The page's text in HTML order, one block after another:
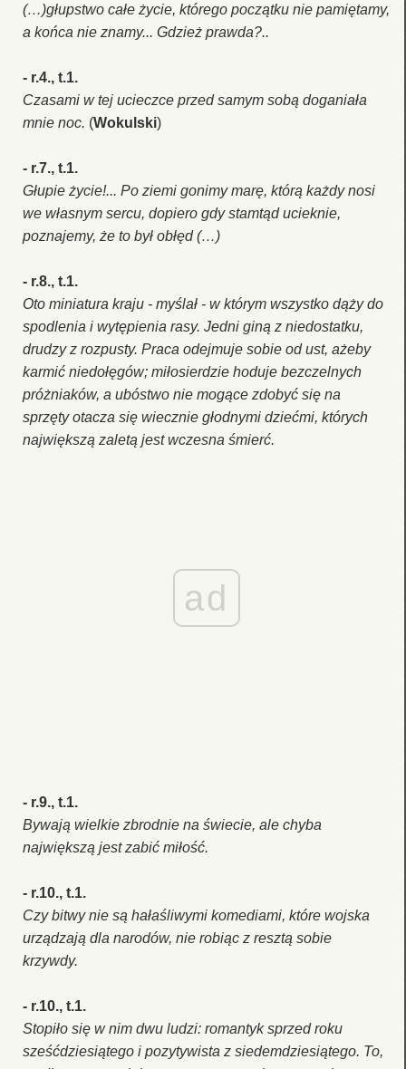
(…)głupstwo całe życie, którego początku nie pamiętamy,
a końca nie znamy... Gdzież prawda?..
- r.4., t.1.
Czasami w tej ucieczce przed samym sobą doganiała
mnie noc. (Wokulski)
- r.7., t.1.
Głupie życie!... Po ziemi gonimy marę, którą każdy nosi
we własnym sercu, dopiero gdy stamtąd ucieknie,
poznajemy, że to był obłęd (…)
- r.8., t.1.
Oto miniatura kraju - myślał - w którym wszystko dąży do
spodlenia i wytępienia rasy. Jedni giną z niedostatku,
drudzy z rozpusty. Praca odejmuje sobie od ust, ażeby
karmić niedołęgów; miłosierdzie hoduje bezczelnych
próżniaków, a ubóstwo nie mogące zdobyć się na
sprzęty otacza się wiecznie głodnymi dziećmi, których
największą zaletą jest wczesna śmierć.
ad
- r.9., t.1.
Bywają wielkie zbrodnie na świecie, ale chyba
największą jest zabić miłość.
- r.10., t.1.
Czy bitwy nie są hałaśliwymi komediami, które wojska
urządzają dla narodów, nie robiąc z resztą sobie
krzywdy.
- r.10., t.1.
Stopiło się w nim dwu ludzi: romantyk sprzed roku
sześćdziesiątego i pozytywista z siedemdziesiątego. To,